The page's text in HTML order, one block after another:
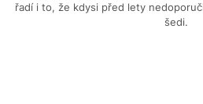
řadí i to, že kdysi před lety
šedi.